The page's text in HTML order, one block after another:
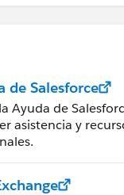
de Salesforce
Ayuda de
asistencia y